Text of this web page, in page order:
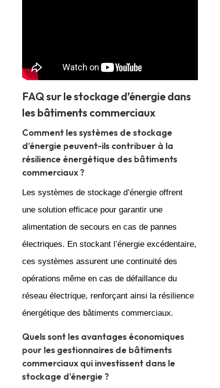
FAQ sur le stockage d’énergie dans
les bâtiments commerciaux
Comment les systèmes de stockage
d’énergie peuvent-ils contribuer à la
résilience énergétique des bâtiments
commerciaux ?
Les systèmes de stockage d’énergie offrent
une solution efficace pour garantir une
alimentation de secours en cas de pannes
électriques. En stockant l’énergie excédentaire,
ces systèmes assurent une continuité des
opérations même en cas de défaillance du
réseau électrique, renforçant ainsi la résilience
énergétique des bâtiments commerciaux.
Quels sont les avantages économiques
pour les gestionnaires de bâtiments
commerciaux qui investissent dans le
stockage d’énergie ?